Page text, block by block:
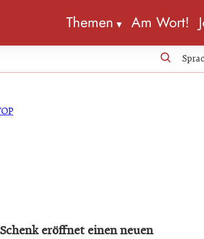
Themen Am Wort!
eröffnet einen neuen